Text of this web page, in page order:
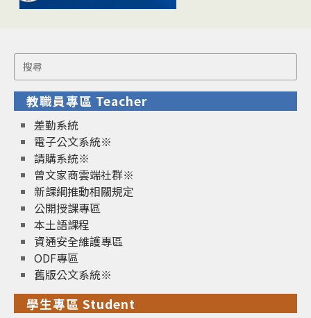
Search
for:
教職員專區 Teacher
差勤系統
電子公文系統※
請購系統※
曾文家商雲端社群※
新課綱推動相關規定
公開授課專區
本土語課程
資通安全維護專區
ODF專區
舊版公文系統※
學生專區 Student